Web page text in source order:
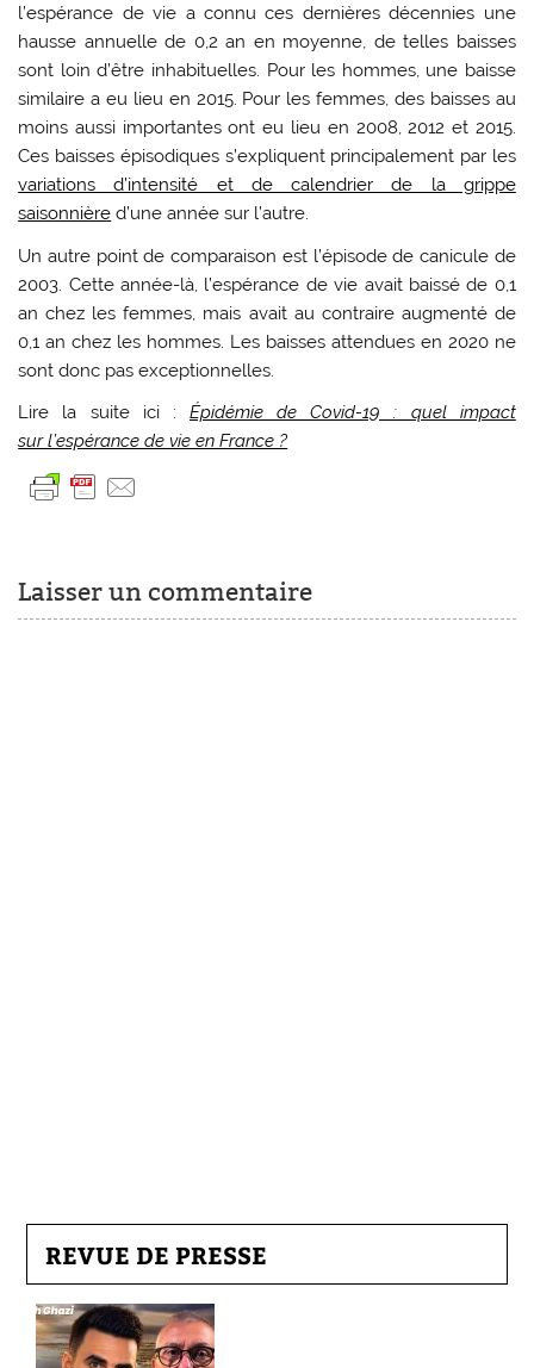
l’espérance de vie a connu ces dernières décennies une
hausse annuelle de 0,2 an en moyenne, de telles baisses
sont loin d’être inhabituelles. Pour les hommes, une baisse
similaire a eu lieu en 2015. Pour les femmes, des baisses au
moins aussi importantes ont eu lieu en 2008, 2012 et 2015.
Ces baisses épisodiques s’expliquent principalement par les
variations d’intensité et de calendrier de la grippe
saisonnière d’une année sur l’autre.
Un autre point de comparaison est l’épisode de canicule de
2003. Cette année-là, l’espérance de vie avait baissé de 0,1
an chez les femmes, mais avait au contraire augmenté de
0,1 an chez les hommes. Les baisses attendues en 2020 ne
sont donc pas exceptionnelles.
Lire la suite ici : Épidémie de Covid-19 : quel impact
sur l’espérance de vie en France ?
Laisser un commentaire
REVUE DE PRESSE